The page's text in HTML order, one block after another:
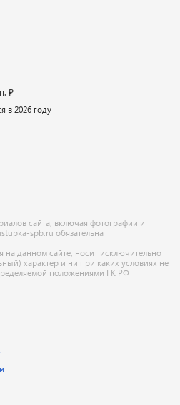
сайта, включая фотографии и
spb.ru обязательна
на данном сайте, носит исключительно
характер и ни при каких условиях не
положениями ГК РФ
₽
в 2026 году